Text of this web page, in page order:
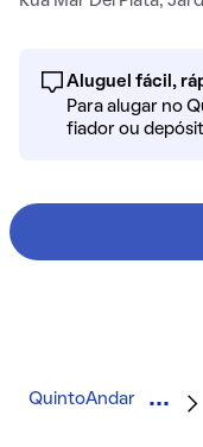
Aluguel fácil,
Para alugar no
fiador ou
QuintoAndar